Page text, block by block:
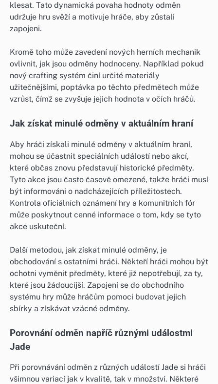
klesat. Tato dynamická povaha hodnoty odměn
udržuje hru svěží a motivuje hráče, aby zůstali
zapojeni.
Kromě toho může zavedení nových herních mechanik
ovlivnit, jak jsou odměny hodnoceny. Například pokud
nový crafting systém činí určité materiály
užitečnějšími, poptávka po těchto předmětech může
vzrůst, čímž se zvyšuje jejich hodnota v očích hráčů.
Jak získat minulé odměny v aktuálním hraní
Aby hráči získali minulé odměny v aktuálním hraní,
mohou se účastnit speciálních událostí nebo akcí,
které občas znovu představují historické předměty.
Tyto akce jsou často časově omezené, takže hráči musí
být informováni o nadcházejících příležitostech.
Kontrola oficiálních oznámení hry a komunitních fór
může poskytnout cenné informace o tom, kdy se tyto
akce uskuteční.
Další metodou, jak získat minulé odměny, je
obchodování s ostatními hráči. Někteří hráči mohou být
ochotni vyměnit předměty, které již nepotřebují, za ty,
které jsou žádoucíjší. Zapojení se do obchodního
systému hry může hráčům pomoci budovat jejich
sbírky a získávat vzácné odměny.
Porovnání odměn napříč různými událostmi
Jade
Při porovnávání odměn z různých událostí Jade si hráči
všimnou variací jak v kvalitě, tak v množství. Některé